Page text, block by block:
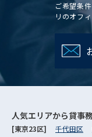
ご希望条
リのオフ
人気エリアから貸事
[東京23区] 千代田区